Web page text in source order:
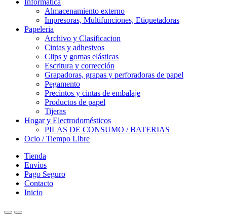
Informatica
Almacenamiento externo
Impresoras, Multifunciones, Etiquetadoras
Papeleria
Archivo y Clasificacion
Cintas y adhesivos
Clips y gomas elásticas
Escritura y corrección
Grapadoras, grapas y perforadoras de papel
Pegamento
Precintos y cintas de embalaje
Productos de papel
Tijeras
Hogar y Electrodomésticos
PILAS DE CONSUMO / BATERIAS
Ocio / Tiempo Libre
Tienda
Envíos
Pago Seguro
Contacto
Inicio